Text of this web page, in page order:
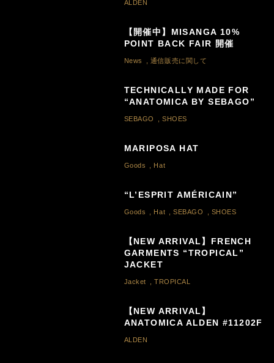
ALDEN
【開催中】MISANGA 10%
POINT BACK FAIR 開催
News 通信販売に関して
TECHNICALLY MADE FOR
“ANATOMICA BY SEBAGO”
SEBAGO ,SHOES
MARIPOSA HAT
Goods Hat
“L’ESPRIT AMÉRICAIN”
Goods Hat ,SEBAGO SHOES
【NEW ARRIVAL】FRENCH
GARMENTS “TROPICAL”
JACKET
Jacket ,TROPICAL
【NEW ARRIVAL】
ANATOMICA ALDEN #11202F
ALDEN